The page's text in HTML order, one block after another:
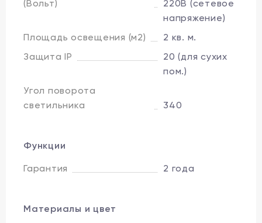
(Вольт)
220В (сетевое
напряжение)
Площадь освещения (м2)
2 кв. м.
Защита IP
20 (для сухих
пом.)
Угол поворота
светильника
340
Функции
Гарантия 2 года
Материалы и цвет